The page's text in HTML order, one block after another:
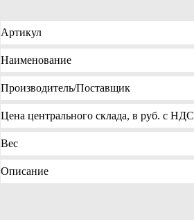
Артикул
Наименование
Производитель/Поставщик
Цена центрального склада, в руб. с НДС
Вес
Описание